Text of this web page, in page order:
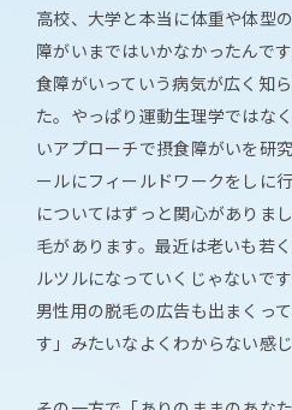
高校、大学と本当に体重や体型
障がいまではいかなかったんで
食障がいっていう病気が広く知
た。やっぱり運動生理学ではな
いアプローチで摂食障がいを研
ールにフィールドワークをしに
についてはずっと関心がありま
毛があります。最近は老いも若
ルツルになっていくじゃないで
男性用の脱毛の広告も出まくっ
す」みたいなよくわからない感じ